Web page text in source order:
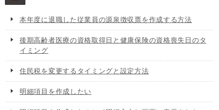
本年度に退職した従業員の源泉徴収票を作成する方法
後期高齢者医療の資格取得日と健康保険の資格喪失日のタ
イミング
住民税を変更するタイミングと設定方法
明細項目を作成したい